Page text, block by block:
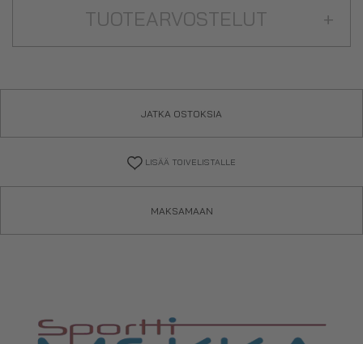
TUOTEARVOSTELUT +
JATKA OSTOKSIA
LISÄÄ TOIVELISTALLE
MAKSAMAAN